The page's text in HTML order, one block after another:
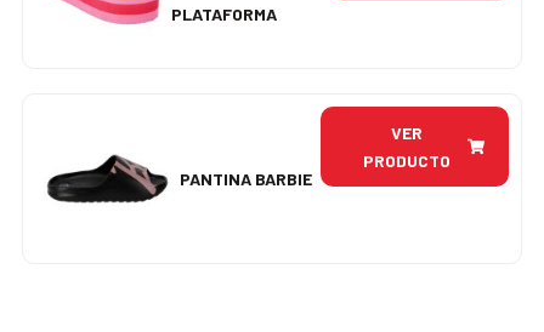
PLATAFORMA
PANTINA BARBIE
VER
PRODUCTO